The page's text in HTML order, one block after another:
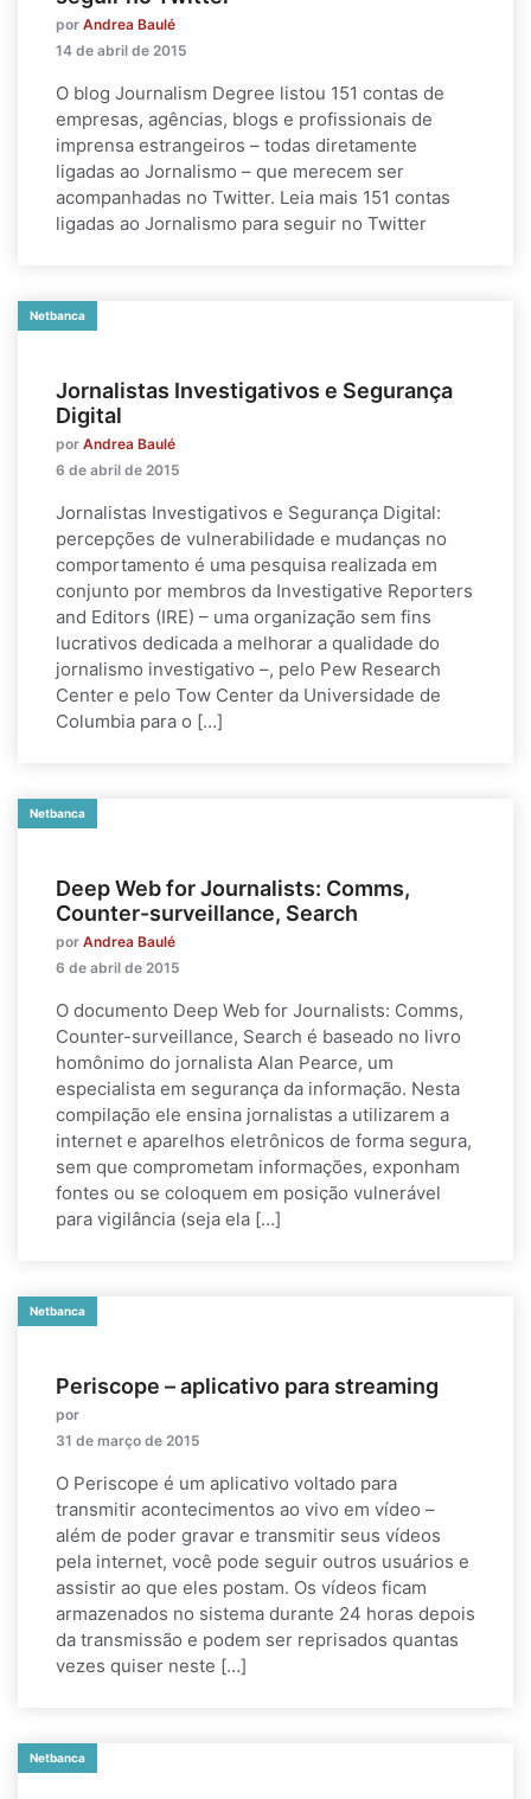
por Andrea Baulé
14 de abril de 2015
O blog Journalism Degree listou 151 contas de
empresas, agências, blogs e profissionais de
imprensa estrangeiros – todas diretamente
ligadas ao Jornalismo – que merecem ser
acompanhadas no Twitter. Leia mais 151 contas
ligadas ao Jornalismo para seguir no Twitter
Netbanca
Jornalistas Investigativos e Segurança
Digital
por Andrea Baulé
6 de abril de 2015
Jornalistas Investigativos e Segurança Digital:
percepções de vulnerabilidade e mudanças no
comportamento é uma pesquisa realizada em
conjunto por membros da Investigative Reporters
and Editors (IRE) – uma organização sem fins
lucrativos dedicada a melhorar a qualidade do
jornalismo investigativo –, pelo Pew Research
Center e pelo Tow Center da Universidade de
Columbia para o […]
Netbanca
Deep Web for Journalists: Comms,
Counter-surveillance, Search
por Andrea Baulé
6 de abril de 2015
O documento Deep Web for Journalists: Comms,
Counter-surveillance, Search é baseado no livro
homônimo do jornalista Alan Pearce, um
especialista em segurança da informação. Nesta
compilação ele ensina jornalistas a utilizarem a
internet e aparelhos eletrônicos de forma segura,
sem que comprometam informações, exponham
fontes ou se coloquem em posição vulnerável
para vigilância (seja ela […]
Netbanca
Periscope – aplicativo para streaming
por
31 de março de 2015
O Periscope é um aplicativo voltado para
transmitir acontecimentos ao vivo em vídeo –
além de poder gravar e transmitir seus vídeos
pela internet, você pode seguir outros usuários e
assistir ao que eles postam. Os vídeos ficam
armazenados no sistema durante 24 horas depois
da transmissão e podem ser reprisados quantas
vezes quiser neste […]
Netbanca